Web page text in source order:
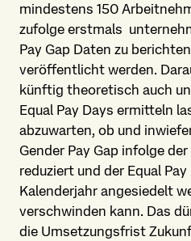
mindestens 150
zufolge erstmals
Pay Gap Daten zu
veröffentlicht werden.
künftig theoretisch auch
Equal Pay Days ermitteln
abzuwarten, ob und
Gender Pay Gap infolge
reduziert und der Equal
Kalenderjahr angesiedelt
verschwinden kann. Das
die Umsetzungsfrist